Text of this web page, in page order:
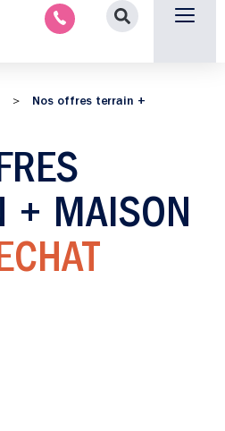
>
Nos offres terrain +
+ MAISON